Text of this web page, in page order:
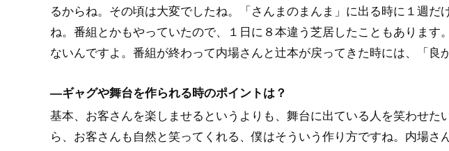
るからね。その頃は大変でしたね。「さんまのまんま」に出る時に１週だ
ね。番組とかもやっていたので、１日に８本違う芝居したこともあります
ないんですよ。番組が終わって内場さんと辻本が戻ってきた時には、「良
―ギャグや舞台を作られる時のポイントは？
基本、お客さんを楽しませるというよりも、舞台に出ている人を笑わせた
ら、お客さんも自然と笑ってくれる、僕はそういう作り方ですね。内場さ